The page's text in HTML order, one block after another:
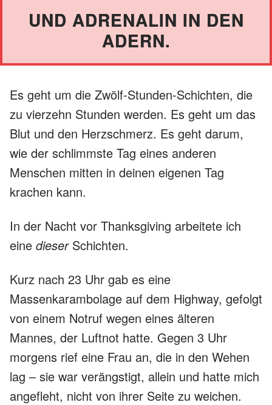
UND ADRENALIN IN DEN
ADERN.
Es geht um die Zwölf-Stunden-Schichten, die
zu vierzehn Stunden werden. Es geht um das
Blut und den Herzschmerz. Es geht darum,
wie der schlimmste Tag eines anderen
Menschen mitten in deinen eigenen Tag
krachen kann.
In der Nacht vor Thanksgiving arbeitete ich
eine dieserSchichten.
Kurz nach 23 Uhr gab es eine
Massenkarambolage auf dem Highway, gefolgt
von einem Notruf wegen eines älteren
Mannes, der Luftnot hatte. Gegen 3 Uhr
morgens rief eine Frau an, die in den Wehen
lag – sie war verängstigt, allein und hatte mich
angefleht, nicht von ihrer Seite zu weichen.